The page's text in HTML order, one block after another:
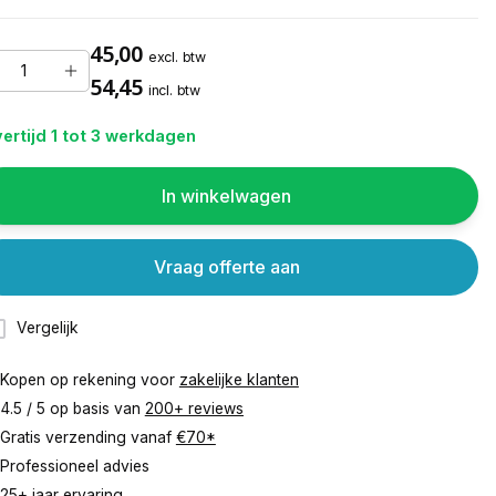
45,00 excl. btw
54,45 incl. btw
1 tot 3 werkdagen
In winkelwagen
Vergelijk
Vraag offerte aan
Kopen op rekening voor zakelijke klanten
4.5 / 5 op basis van 200+ reviews
Gratis verzending vanaf €70*
Professioneel advies